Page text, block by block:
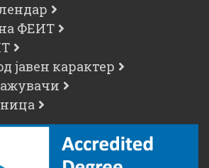
ФЕИТ
јавен карактер